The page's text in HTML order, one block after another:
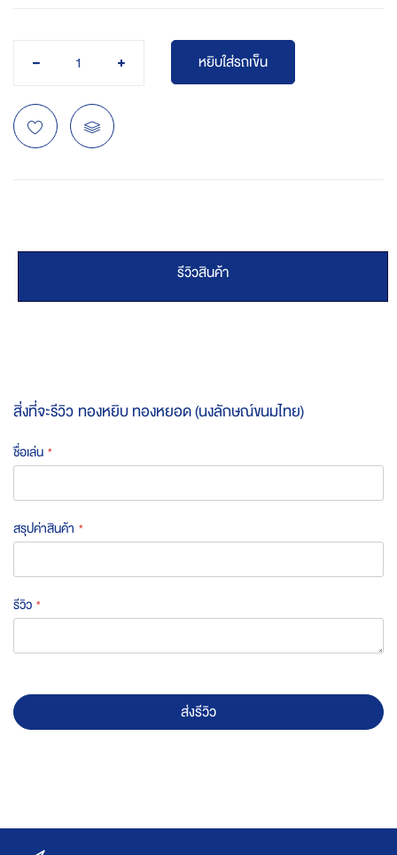
หยิบใส่รถเข็น
รีวิวสินค้า
สิ่งที่จะรีวิว ทองหยิบ ทองหยอด (นงลักษณ์ขนมไทย)
ชื่อเล่น
สรุปค่าสินค้า
รีวิว
ส่งรีวิว